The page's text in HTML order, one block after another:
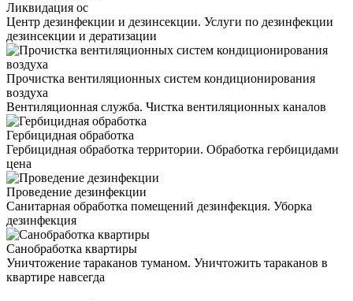
Ликвидация ос
Центр дезинфекции и дезинсекции. Услуги по дезинфекции
дезинсекции и дератизации
Прочистка вентиляционных систем кондиционирования
воздуха
Вентиляционная служба. Чистка вентиляционных каналов
Гербицидная обработка
Гербицидная обработка территории. Обработка гербицидами
цена
Проведение дезинфекции
Санитарная обработка помещений дезинфекция. Уборка
дезинфекция
Санобработка квартиры
Уничтожение тараканов туманом. Уничтожить тараканов в
квартире навсегда